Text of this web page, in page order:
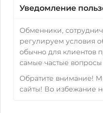
Уведомление
Обменники,
регулируем условия
обычно для клиентов
самые частые
Обратите внимание!
сайты! Во избежание